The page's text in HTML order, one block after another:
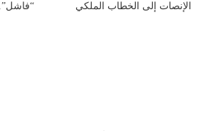
الإنصات إلى الخطاب الملكي
“فاشل”..